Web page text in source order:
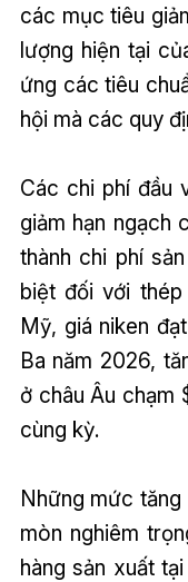
các mục tiêu
lượng hiện tại
ứng các tiêu
hội mà các quy
Các chi phí đầu
giảm hạn ngạch
thành chi phí
biệt đối với
Mỹ, giá niken
Ba năm 2026,
ở châu Âu chạm
cùng kỳ.
Những mức tăng
mòn nghiêm
hàng sản xuất